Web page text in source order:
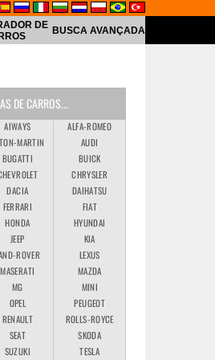
DE BUSCA AVANÇADA
DE CARROS...
AIWAYS
ALFA-ROMEO
MARTIN
AUDI
BUGATTI
BUICK
CHRYSLER
DACIA
DAIHATSU
FERRARI
FIAT
HONDA
HYUNDAI
JEEP
KIA
ROVER
LEXUS
MASERATI
MAZDA
MG
MINI
OPEL
PEUGEOT
RENAULT
ROLLS-ROYCE
SEAT
SKODA
SUZUKI
TESLA